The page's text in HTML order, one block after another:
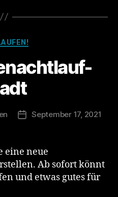
Kategorien
Veröffentlichungsdatum
September 17, 2021
eine neue
Ab sofort könnt
und etwas gutes für